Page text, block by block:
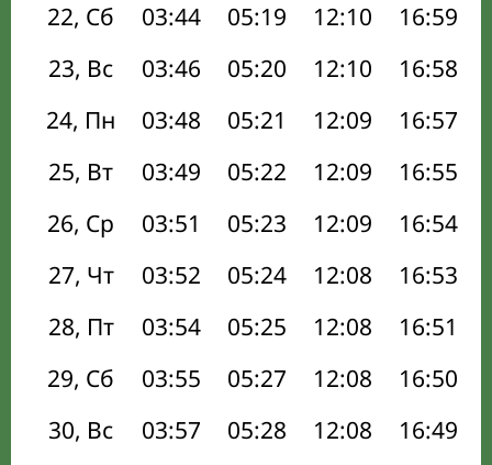
22, Сб
03:44 05:19 12:10 16:59
23, Вс
03:46 05:20 12:10 16:58
24, Пн
03:48 05:21 12:09 16:57
25, Вт
03:49 05:22 12:09 16:55
26, Ср
03:51 05:23 12:09 16:54
27, Чт
03:52 05:24 12:08 16:53
28, Пт
03:54 05:25 12:08 16:51
29, Сб
03:55 05:27 12:08 16:50
30, Вс
03:57 05:28 12:08 16:49